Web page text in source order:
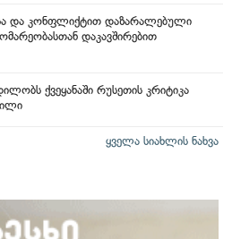
და კონფლიქტით დაზარალებული
დაკავშირებით
ქვეყანაში რუსეთის კრიტიკა
ყველა სიახლის ნახვა